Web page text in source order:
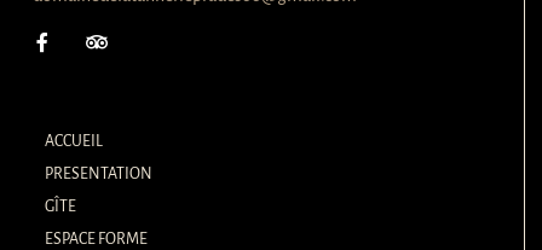
F
a
o
k
-
f
T
d
i
r
ACCUEIL
PRESENTATION
GÎTE
ESPACE FORME